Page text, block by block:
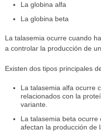
La globina alfa
La globina beta
La talasemia ocurre cuando
a controlar la producción de
Existen dos tipos principales
La talasemia alfa ocurre
relacionados con la
variante.
La talasemia beta
afectan la producción de